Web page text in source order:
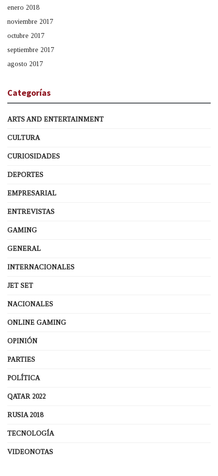
enero 2018
noviembre 2017
octubre 2017
septiembre 2017
agosto 2017
Categorías
ARTS AND ENTERTAINMENT
CULTURA
CURIOSIDADES
DEPORTES
EMPRESARIAL
ENTREVISTAS
GAMING
GENERAL
INTERNACIONALES
JET SET
NACIONALES
ONLINE GAMING
OPINIÓN
PARTIES
POLÍTICA
QATAR 2022
RUSIA 2018
TECNOLOGÍA
VIDEONOTAS